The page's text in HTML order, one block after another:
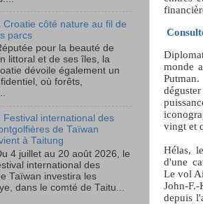
monde
vingt et
Hélas,
d'une
Le vol
John-
depuis
Croatie côté nature au fil de
parcs
pour la beauté de
littoral et de ses îles, la
dévoile également un
où forêts,
Festival international des
de Taïwan
à Taitung
4 juillet au 20 août 2026, le
international des
Taïwan investira les
dans le comté de Taitu...